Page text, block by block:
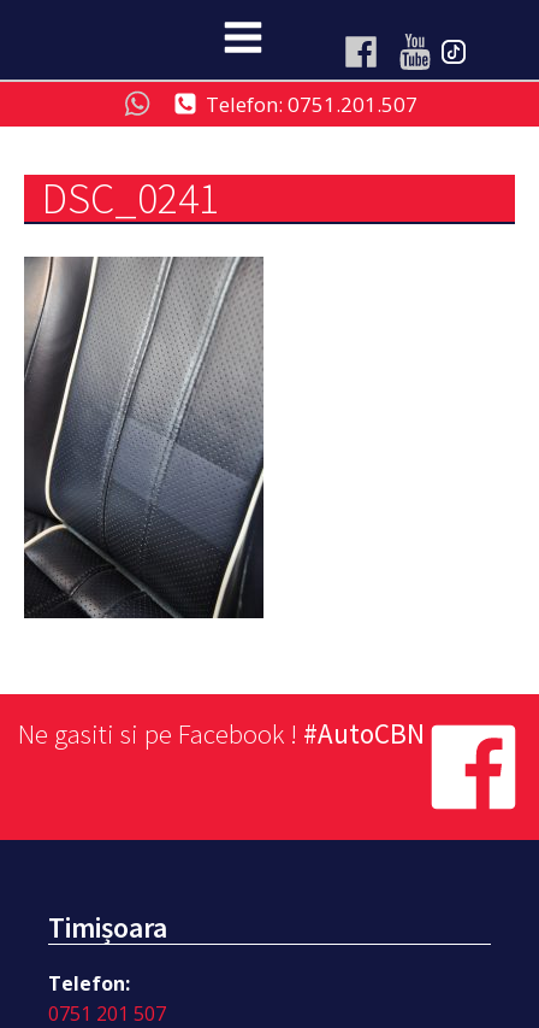
Telefon: 0751.201.507
DSC_0241
Ne gasiti si pe Facebook ! #AutoCBN
Timișoara
Telefon:
0751 201 507